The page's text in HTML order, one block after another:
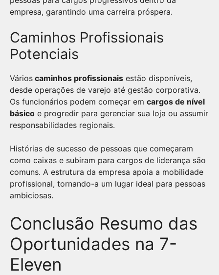
empresa, garantindo uma carreira próspera.
Caminhos Profissionais
Potenciais
Vários caminhos profissionais estão disponíveis,
desde operações de varejo até gestão corporativa.
Os funcionários podem começar em cargos de nível
básico e progredir para gerenciar sua loja ou assumir
responsabilidades regionais.
Histórias de sucesso de pessoas que começaram
como caixas e subiram para cargos de liderança são
comuns. A estrutura da empresa apoia a mobilidade
profissional, tornando-a um lugar ideal para pessoas
ambiciosas.
Conclusão Resumo das
Oportunidades na 7-
Eleven